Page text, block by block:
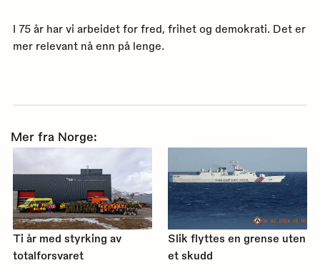
I 75 år har vi arbeidet for fred, frihet og demokrati. Det er
mer relevant nå enn på lenge.
Mer fra Norge:
Ti år med styrking av
totalforsvaret
Slik flyttes en grense uten
et skudd